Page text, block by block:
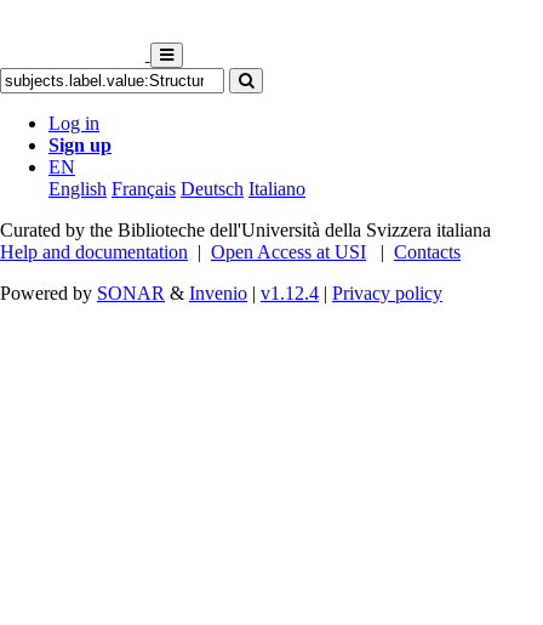
Log in
Sign up
EN
English Français Deutsch Italiano
Curated by the Biblioteche dell'Università della Svizzera italiana
Help and documentation | Open Access at USI | Contacts
Powered by SONAR & Invenio | v1.12.4 | Privacy policy